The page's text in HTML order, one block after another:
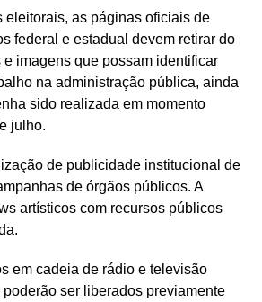
eleitorais, as páginas oficiais de
federal e estadual devem retirar do
imagens que possam identificar
na administração pública, ainda
sido realizada em momento
julho.
de publicidade institucional de
de órgãos públicos. A
artísticos com recursos públicos
em cadeia de rádio e televisão
ser liberados previamente